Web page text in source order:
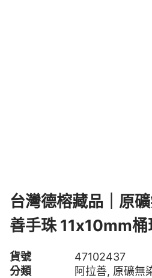
台灣德榕藏品｜原
善手珠 11x10mm桶
貨號
47102437
分類
阿拉善, 原礦無